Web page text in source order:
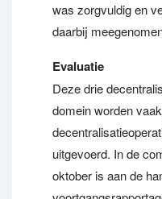
was zorgvuldig en
daarbij
Evaluatie
Deze drie
domein worden
uitgevoerd. In de
oktober is aan de